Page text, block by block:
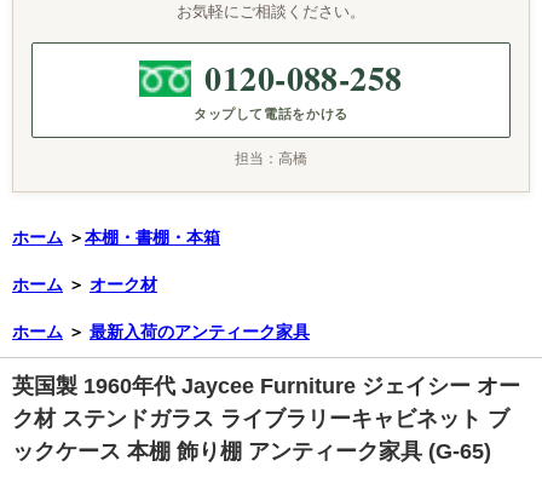
お気軽にご相談ください。
0120-088-258
タップして電話をかける
担当：高橋
ホーム ＞本棚・書棚・本箱
ホーム ＞ オーク材
ホーム ＞ 最新入荷のアンティーク家具
英国製 1960年代 Jaycee Furniture ジェイシー オー
ク材 ステンドガラス ライブラリーキャビネット ブ
ックケース 本棚 飾り棚 アンティーク家具 (G-65)